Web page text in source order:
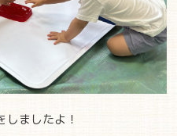
しましたよ！